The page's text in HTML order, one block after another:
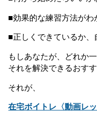
高額なレッスンを受け
ない